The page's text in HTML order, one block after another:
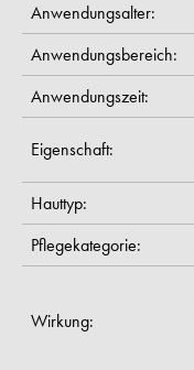
Anwendungsalter:
Anwendungsbereich:
Anwendungszeit:
Eigenschaft:
Hauttyp:
Pflegekategorie:
Wirkung: